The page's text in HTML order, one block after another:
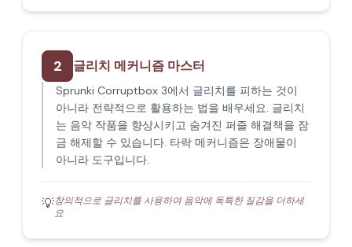
2 글리치 메커니즘 마스터
Sprunki Corruptbox 3에서 글리치를 피하는 것이
아니라 전략적으로 활용하는 법을 배우세요. 글리치
는 음악 작품을 향상시키고 숨겨진 퍼즐 해결책을 잠
금 해제할 수 있습니다. 타락 메커니즘은 장애물이
아니라 도구입니다.
💡창의적으로 글리치를 사용하여 음악에 독특한 질감을 더하세
요